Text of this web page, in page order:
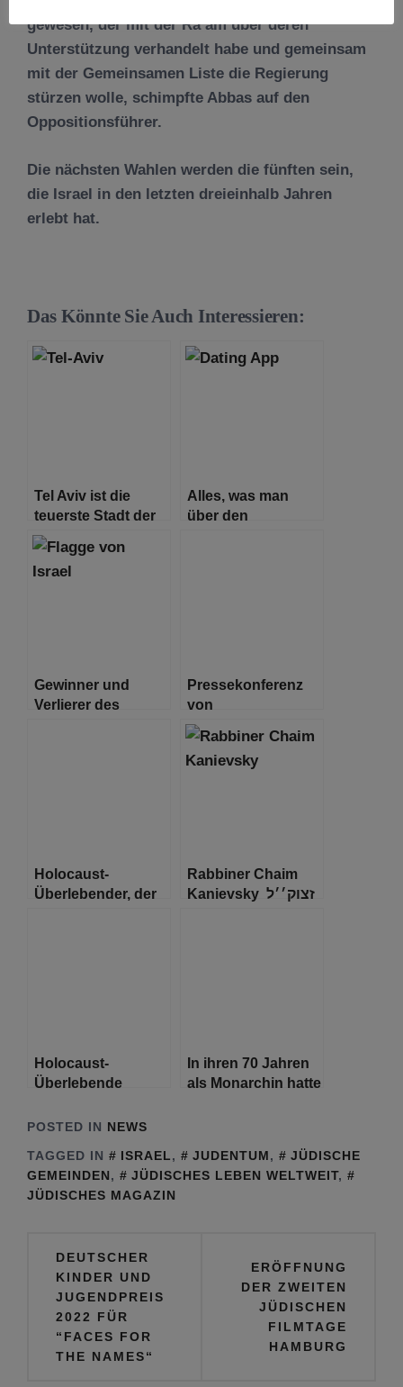
gewesen, der mit der Ra’am über deren
Unterstützung verhandelt habe und gemeinsam
mit der Gemeinsamen Liste die Regierung
stürzen wolle, schimpfte Abbas auf den
Oppositionsführer.
Die nächsten Wahlen werden die fünften sein,
die Israel in den letzten dreieinhalb Jahren
erlebt hat.
Das Könnte Sie Auch Interessieren:
Tel Aviv ist die
teuerste Stadt der
Welt und überholt
damit Paris
Alles, was man
über den
Gewinner und
Verlierer des
Pressekonferenz
von
Bundeskanzlerin
Merkel und
Premierminister
Holocaust-
Überlebender, der
Rabbiner Chaim
Kanievsky זצוק׳׳ל
Holocaust-
Überlebende
Tochter, die sie
konnte
In ihren 70 Jahren
als Monarchin hatte
POSTED IN NEWS
TAGGED IN
ISRAEL, JUDENTUM,
JÜDISCHE
GEMEINDEN, JÜDISCHES LEBEN WELTWEIT,
JÜDISCHES MAGAZIN
Beitragsnavigation
DEUTSCHER
KINDER UND
JUGENDPREIS
2022 FÜR
“FACES FOR
THE NAMES“
ERÖFFNUNG
DER ZWEITEN
JÜDISCHEN
FILMTAGE
HAMBURG